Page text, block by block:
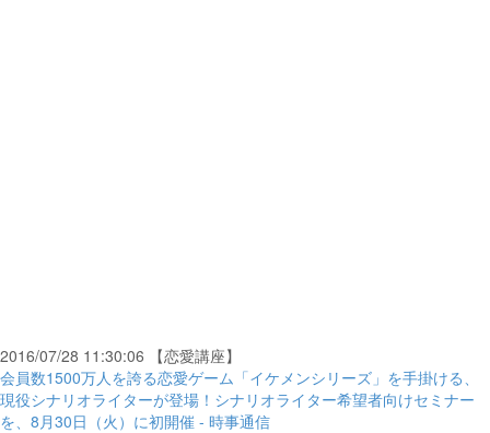
2016/07/28 11:30:06 【恋愛講座】
会員数1500万人を誇る恋愛ゲーム「イケメンシリーズ」を手掛ける、
現役シナリオライターが登場！シナリオライター希望者向けセミナー
を、8月30日（火）に初開催 - 時事通信